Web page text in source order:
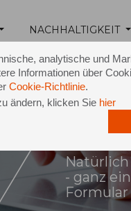
analytische und
Informationen über
Cookie-Richtlinie.
ändern, klicken Sie hier
NACHHALTIGKEIT
Natürlich
- ganz
Formular